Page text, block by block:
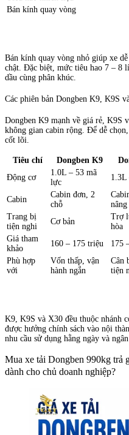
Bán kính quay vòng
Bán kính quay vòng nhỏ giúp xe
chật. Đặc biệt, mức tiêu hao 7 – 8
dầu cùng phân khúc.
Các phiên bản Dongben K9, K9S
Dongben K9 mạnh về giá rẻ,
không gian cabin rộng. Để dễ
cốt lõi.
Tiêu chí Dongben K9
Động cơ
1.0L – 53 mã
lực
1.3L
Cabin
Cabin đơn, 2
chỗ
nâng
Trang bị
tiện nghi
Cơ bản
Trợ
hòa
Giá tham
khảo
160 – 175 triệu 175
Phù hợp
với
Vốn thấp, vận
hành ngắn
Cân
tiện
K9, K9S và X30 đều thuộc nhánh
được hưởng chính sách vào nội
nhu cầu sử dụng hằng ngày và
Mua xe tải Dongben 990kg trả
dành cho chủ doanh nghiệp?